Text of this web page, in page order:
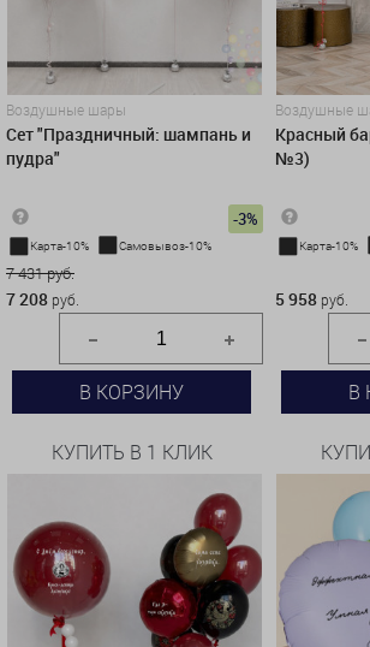
Воздушные шары
Сет "Праздничный: шампань и
пудра"
-3%
Карта-10% Самовывоз-10%
7 431 руб.
7 208 руб.
В КОРЗИНУ
КУПИТЬ В 1 КЛИК
Воздушные
Красный
№3)
Карта-10%
5 958 руб.
В